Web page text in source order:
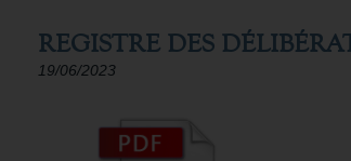
REGISTRE DES
19/06/2023